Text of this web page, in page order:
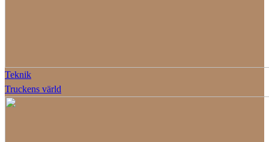
Teknik
Truckens värld